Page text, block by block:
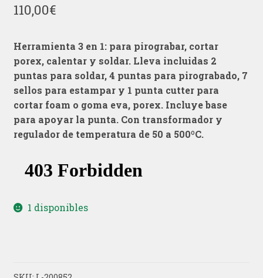
110,00€
Herramienta 3 en 1: para pirograbar, cortar
porex, calentar y soldar. Lleva incluidas 2
puntas para soldar, 4 puntas para pirograbado, 7
sellos para estampar y 1 punta cutter para
cortar foam o goma eva, porex. Incluye base
para apoyar la punta. Con transformador y
regulador de temperatura de 50 a 500ºC.
1 disponibles